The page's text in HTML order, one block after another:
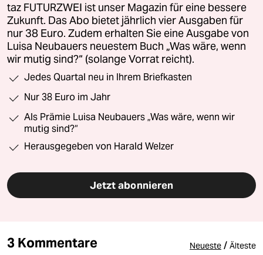
taz FUTURZWEI ist unser Magazin für eine bessere
Zukunft. Das Abo bietet jährlich vier Ausgaben für
nur 38 Euro. Zudem erhalten Sie eine Ausgabe von
Luisa Neubauers neuestem Buch „Was wäre, wenn
wir mutig sind?“ (solange Vorrat reicht).
Jedes Quartal neu in Ihrem Briefkasten
Nur 38 Euro im Jahr
Als Prämie Luisa Neubauers „Was wäre, wenn wir
mutig sind?“
Herausgegeben von Harald Welzer
Jetzt abonnieren
3 Kommentare Neueste / Älteste